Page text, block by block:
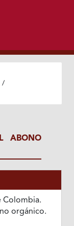
/
ABONO
Colombia.
orgánico.